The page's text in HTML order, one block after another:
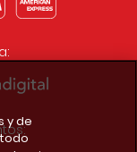
y de